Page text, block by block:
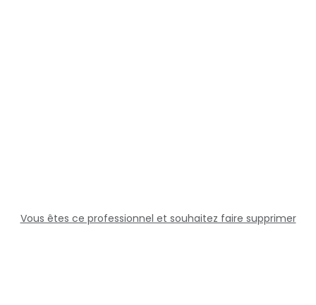
Vous êtes ce professionnel et souhaitez faire supprimer